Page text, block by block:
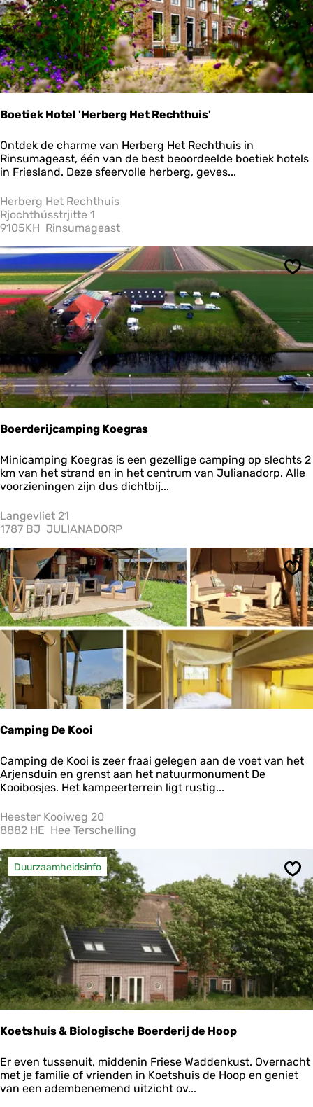
o
o
m
h
o
e
v
e
Boetiek Hotel 'Herberg Het Rechthuis'
B
o
e
i
e
k
o
t
e
l
'
H
e
r
b
e
r
g
H
e
t
e
c
h
h
u
s
'
Ontdek de charme van Herberg Het Rechthuis in
Rinsumageast, één van de best beoordeelde boetiek hotels
in Friesland. Deze sfeervolle herberg, geves...
Herberg Het Rechthuis
Rjochthússtrjitte 1
9105KH Rinsumageast
Boerderijcamping Koegras
B
o
e
d
e
i
j
c
a
m
p
i
o
e
g
r
a
Minicamping Koegras is een gezellige camping op slechts 2
km van het strand en in het centrum van Julianadorp. Alle
voorzieningen zijn dus dichtbij...
Langevliet 21
1787 BJ JULIANADORP
Camping De Kooi
C
a
m
i
n
D
e
K
o
o
i
Camping de Kooi is zeer fraai gelegen aan de voet van het
Arjensduin en grenst aan het natuurmonument De
Kooibosjes. Het kampeerterrein ligt rustig...
Heester Kooiweg 20
8882 HE Hee Terschelling
Koetshuis & Biologische Boerderij de Hoop
K
o
e
Duurzaamheidsinfo
Er even tussenuit, middenin Friese Waddenkust. Overnacht
met je familie of vrienden in Koetshuis de Hoop en geniet
van een adembenemend uitzicht ov...